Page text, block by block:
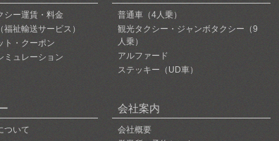
シー運賃・料金
祉輸送サービス）
ト・クーポン
ミュレーション
普通車（4人乗）
観光タクシー・ジャンボタクシー（9
人乗）
アルファード
ステッキー（UD車）
ついて
会社案内
会社概要